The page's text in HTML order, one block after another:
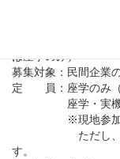
は座学のみ）
募集対象：民間企業
定 員：座学のみ（
座学・実機講
※現地参加は原
ただし、定員に
す。